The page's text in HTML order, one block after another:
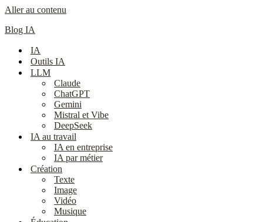
Aller au contenu
Blog IA
IA
Outils IA
LLM
Claude
ChatGPT
Gemini
Mistral et Vibe
DeepSeek
IA au travail
IA en entreprise
IA par métier
Création
Texte
Image
Vidéo
Musique